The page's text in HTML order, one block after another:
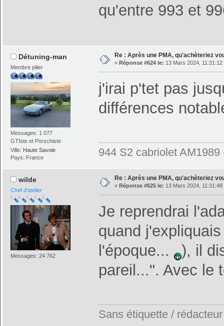
qu'entre 993 et
Détuning-man
Membre pilier
Messages: 1 077
GTIste et Porschiste
Ville: Haute Savoie
Pays: France
Re : Après une PMA, qu'achèteriez
« Réponse #624 le: 13 Mars 2024, 11:31:12
j'irai p'tet pas
différences
944 S2 cabriolet
wilde
Chef d'atelier
Messages: 24 762
Re : Après une PMA, qu'achèteriez
« Réponse #625 le: 13 Mars 2024, 11:31:48
Je reprendrai
quand
l'époque...
), il
pareil...". Avec
Sans étiquette /